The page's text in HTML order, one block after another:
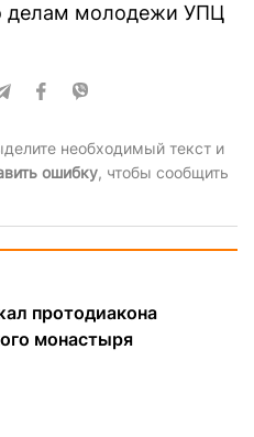
делам молодежи УПЦ
необходимый текст и
ошибку, чтобы сообщить
протодиакона
монастыря